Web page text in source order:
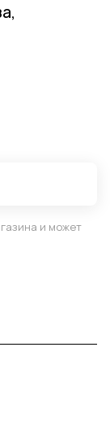
и может